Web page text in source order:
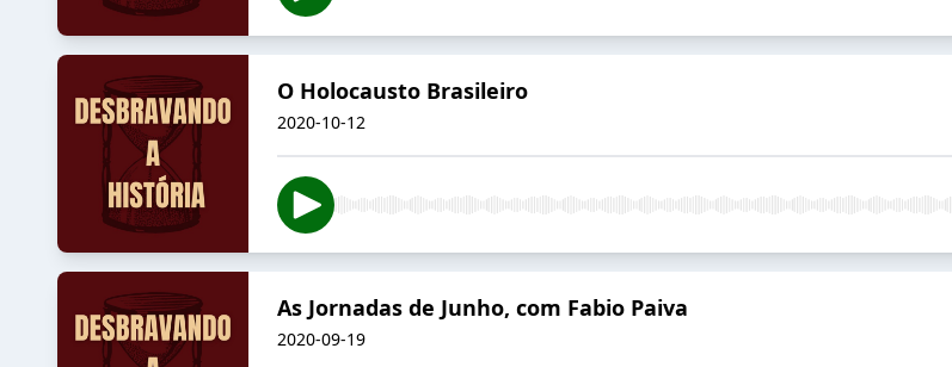
O Holocausto Brasileiro
2020-10-12
As Jornadas de Junho, com Fabio Paiva
2020-09-19